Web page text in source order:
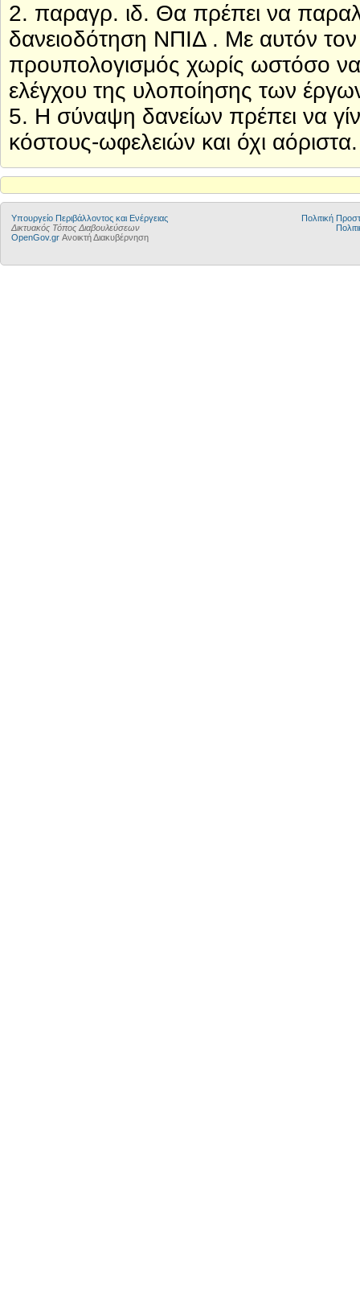
2. παραγρ. ιδ. Θα πρέπει να
δανειοδότηση ΝΠΙΔ . Με αυτόν
προυπολογισμός χωρίς ωστόσο να
ελέγχου της υλοποίησης των
5. Η σύναψη δανείων πρέπει να
κόστους-ωφελειών και όχι αόριστα.
Yπουργείο Περιβάλλοντος και Ενέργειας
Δικτυακός Τόπος Διαβουλεύσεων
OpenGov.gr Ανοικτή Διακυβέρνηση
Πολιτική